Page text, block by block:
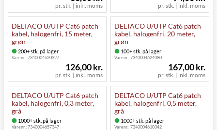
pr. stk. | inkl. moms pr. stk. | inkl. moms
DELTACO U/UTP Cat6 patch
kabel, halogenfri, 15 meter,
grøn
200+ stk. på lager
Varenr.:7340004620327
pr. stk. | inkl. moms
126,00 kr.
DELTACO U/UTP Cat6 patch
kabel, halogenfri, 20 meter,
grøn
100+ stk. på lager
Varenr.:7340004624080
pr. stk. | inkl. moms
167,00 kr.
DELTACO U/UTP Cat6 patch
kabel, halogenfri, 0,3 meter,
grå
1000+ stk. på lager
Varenr.:7340004657347
DELTACO U/UTP Cat6 patch
kabel, halogenfri, 0,5 meter,
grå
1000+ stk. på lager
Varenr.:7340004610342